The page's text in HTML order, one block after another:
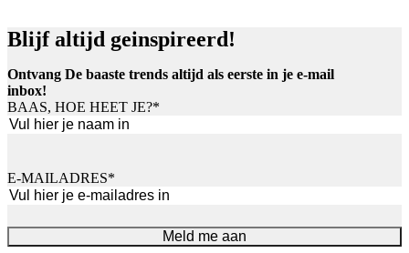
Blijf altijd geinspireerd!
Ontvang De baaste trends altijd als eerste in je e-mail
inbox!
BAAS, HOE HEET JE?*
E-MAILADRES*
Meld me aan